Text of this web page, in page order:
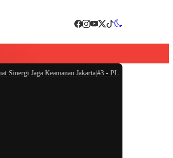
Jaga Keamanan Jakarta|#3 -PLN Icon Plus Berikan